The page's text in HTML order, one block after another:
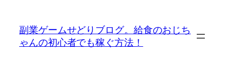
副業ゲームせどりブログ。給食のおじち
ゃんの初心者でも稼ぐ方法！